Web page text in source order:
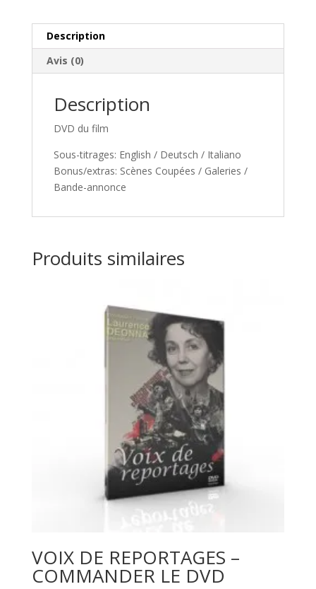
e
Description
Avis (0)
Description
DVD du film
Sous-titrages: English / Deutsch / Italiano
Bonus/extras: Scènes Coupées / Galeries /
Bande-annonce
Produits similaires
VOIX DE REPORTAGES –
COMMANDER LE DVD